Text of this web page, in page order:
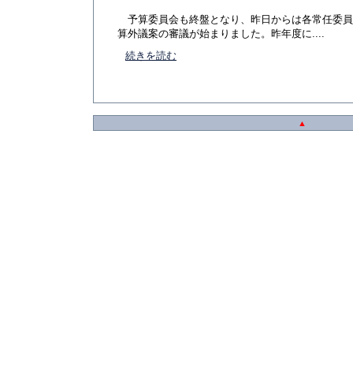
予算委員会も終盤となり、昨日からは各常任委
算外議案の審議が始まりました。昨年度に....
続きを読む
▲